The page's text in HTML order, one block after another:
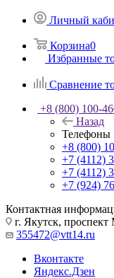
Личный
Корзина0
Избранные
Сравнение
+8 (800) 100-
Назад
Телефоны
+8 (800)
+7 (4112)
+7 (4112)
+7 (924)
Контактная
г. Якутск,
355472@vtt14.ru
Вконтакте
Яндекс.Дзен